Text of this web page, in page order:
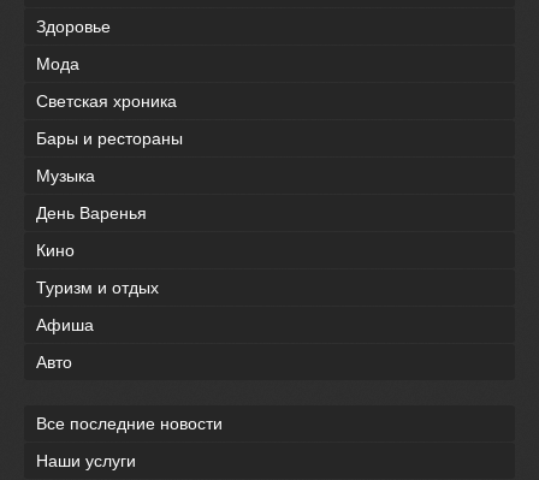
Здоровье
Мода
Светская хроника
Бары и рестораны
Музыка
День Варенья
Кино
Туризм и отдых
Афиша
Авто
Все последние новости
Наши услуги